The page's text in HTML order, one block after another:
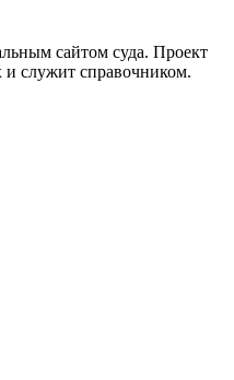
сайтом суда. Проект
служит справочником.